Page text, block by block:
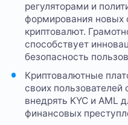
регуляторами и
формирования новых
криптовалют.
способствует
безопасность
Криптовалютные
своих
внедрять KYC и AML
финансовых